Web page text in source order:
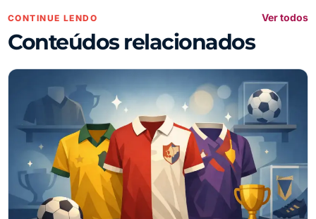
CONTINUE LENDO
Conteúdos relacionados
Ver todos